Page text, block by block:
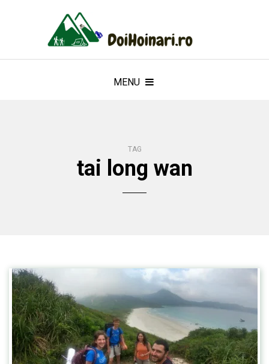
MENU
TAG
tai long wan